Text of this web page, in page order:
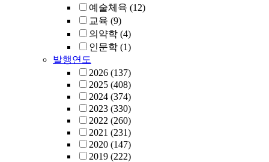
예술체육 (12)
교육 (9)
의약학 (4)
인문학 (1)
발행연도
2026 (137)
2025 (408)
2024 (374)
2023 (330)
2022 (260)
2021 (231)
2020 (147)
2019 (222)